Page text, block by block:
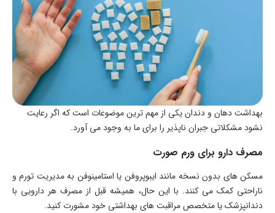
بهداشت دهان و دندان یکی از مهم ترین موضوعات است که اگر رعایت
نشود مشکلاتی جبران ناپذیر را برای ما به وجود می آورد.
مصرف دارو برای ورم صورت
مسکن‌ های بدون نسخه مانند ایبوپروفن یا استامینوفن به مدیریت تورم و
ناراحتی کمک می کنند. با این حال، همیشه قبل از مصرف هر دارویی با
دندانپزشک یا متخصص مراقبت های بهداشتی خود مشورت کنید.